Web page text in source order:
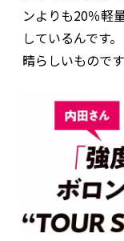
ンよりも20％軽
しているんです
晴らしいものです